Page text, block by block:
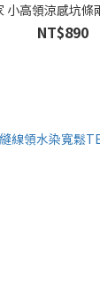
小高領涼感坑條
NT$890